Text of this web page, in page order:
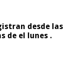
desde las
de el lunes .